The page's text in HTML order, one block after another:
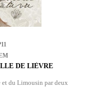
DE LIÈVRE
du Limousin par deux